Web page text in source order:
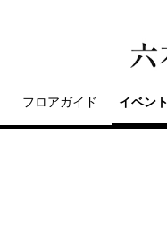
フロアガイド イベント